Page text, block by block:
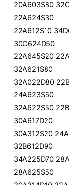
20A603S80
22A624S30
22A612S10
30C624D50
22A645S20
32A621S80
32A022D80
24A623S60
32A622S50
30A617D20
30A312S20
32B612D90
34A225D70
28A625S50